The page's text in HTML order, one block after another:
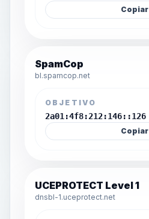
Copiar
SpamCop
bl.spamcop.net
OBJETIVO
2a01:4f8:212:146::126
Copiar
UCEPROTECT Level 1
dnsbl-1.uceprotect.net